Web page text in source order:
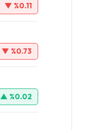
▼ %0.11
▼ %0.73
▲ %0.02